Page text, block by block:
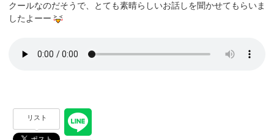
クールなのだそうで、とても素晴らしいお話しを聞かせてもらいま
したよーー
リスト